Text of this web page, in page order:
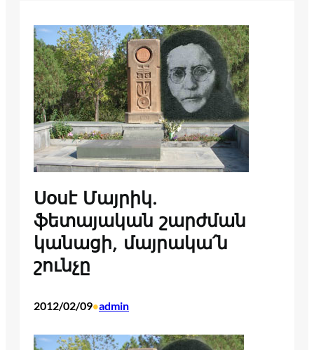
Սօսէ Մայրիկ.
ֆետայական շարժման
կանացի, մայրակա՛ն
շունչը
2012/02/09•admin